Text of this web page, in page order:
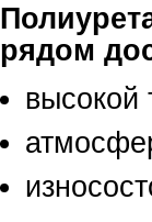
рядом
высокой